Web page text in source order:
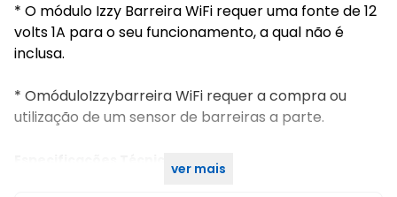
* O módulo Izzy Barreira WiFi requer uma fonte de 12
volts 1A para o seu funcionamento, a qual não é
inclusa.
* OmóduloIzzybarreira WiFi requer a compra ou
utilização de um sensor de barreiras a parte.
ver mais